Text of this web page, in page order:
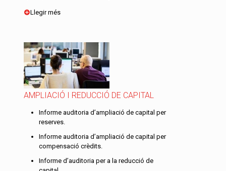
Llegir més
AMPLIACIÓ I REDUCCIÓ DE CAPITAL
Informe auditoria d’ampliació de capital per
reserves.
Informe auditoria d’ampliació de capital per
compensació crèdits.
Informe d’auditoria per a la reducció de